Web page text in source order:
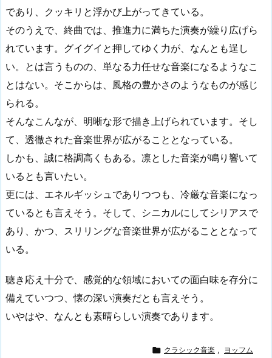
であり、クッキリと浮かび上がってきている。
そのうえで、終曲では、推進力に満ちた演奏が繰り広げら
れています。グイグイと押してゆく力が、なんとも逞し
い。とは言うものの、単なる力任せな音楽になるようなこ
とはない。そこからは、風格の豊かさのようなものが感じ
られる。
そんなこんなが、明晰な形で描き上げられています。そし
て、透徹された音楽世界が広がることとなっている。
しかも、誠に格調高くもある。凛とした音楽が鳴り響いて
いるとも言いたい。
更には、エネルギッシュでありつつも、冷厳な音楽になっ
ているとも言えそう。そして、シニカルにしてシリアスで
あり、かつ、スリリングな音楽世界が広がることとなって
いる。
聴き応え十分で、感覚的な領域においての面白味を存分に
備えていつつ、懐の深い演奏だとも言えそう。
いやはや、なんとも素晴らしい演奏であります。
 クラシック音楽 , ヨッフム